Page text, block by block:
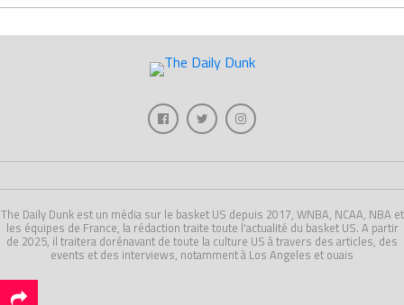
The Daily Dunk est un média sur le basket US depuis 2017, WNBA, NCAA, NBA et
les équipes de France, la rédaction traite toute l'actualité du basket US. A partir
de 2025, il traitera dorénavant de toute la culture US à travers des articles, des
events et des interviews, notamment à Los Angeles et ouais